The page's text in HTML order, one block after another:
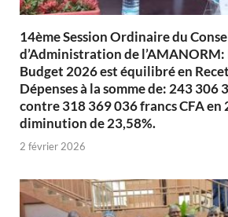
14ème Session Ordinaire du
d’Administration de
Budget 2026 est équilibré en
Dépenses à la somme de: 243 306
contre 318 369 036 francs CFA en
diminution de 23,58%.
2 février 2026